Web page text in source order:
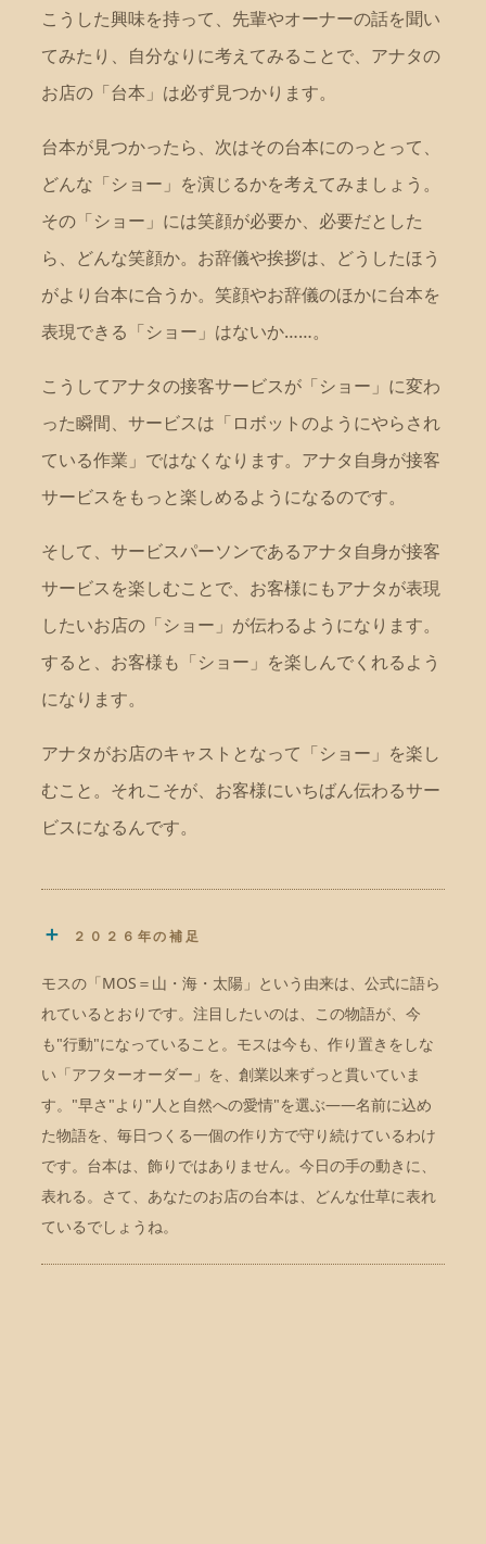
こうした興味を持って、先輩やオーナーの話を聞い
てみたり、自分なりに考えてみることで、アナタの
お店の「台本」は必ず見つかります。
台本が見つかったら、次はその台本にのっとって、
どんな「ショー」を演じるかを考えてみましょう。
その「ショー」には笑顔が必要か、必要だとした
ら、どんな笑顔か。お辞儀や挨拶は、どうしたほう
がより台本に合うか。笑顔やお辞儀のほかに台本を
表現できる「ショー」はないか……。
こうしてアナタの接客サービスが「ショー」に変わ
った瞬間、サービスは「ロボットのようにやらされ
ている作業」ではなくなります。アナタ自身が接客
サービスをもっと楽しめるようになるのです。
そして、サービスパーソンであるアナタ自身が接客
サービスを楽しむことで、お客様にもアナタが表現
したいお店の「ショー」が伝わるようになります。
すると、お客様も「ショー」を楽しんでくれるよう
になります。
アナタがお店のキャストとなって「ショー」を楽し
むこと。それこそが、お客様にいちばん伝わるサー
ビスになるんです。
＋ ２０２６年の補足
モスの「MOS＝山・海・太陽」という由来は、公式に語ら
れているとおりです。注目したいのは、この物語が、今
も"行動"になっていること。モスは今も、作り置きをしな
い「アフターオーダー」を、創業以来ずっと貫いていま
す。"早さ"より"人と自然への愛情"を選ぶ——名前に込め
た物語を、毎日つくる一個の作り方で守り続けているわけ
です。台本は、飾りではありません。今日の手の動きに、
表れる。さて、あなたのお店の台本は、どんな仕草に表れ
ているでしょうね。